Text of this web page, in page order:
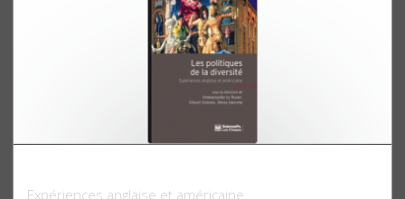
Expériences anglaise et américaine